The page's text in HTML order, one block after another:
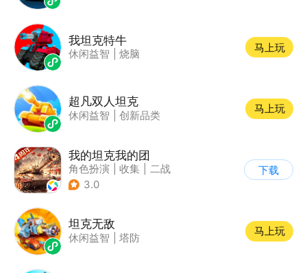
我坦克特牛
休闲益智 烧脑
马上玩
超凡双人坦克
休闲益智 创新品类
马上玩
我的坦克我的团
角色扮演 收集
二战
| 战术竞技
3.0
下载
坦克无敌
休闲益智 塔防
马上玩